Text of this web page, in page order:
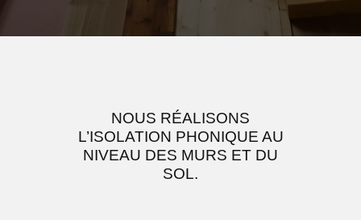
NOUS RÉALISONS
L’ISOLATION PHONIQUE AU
NIVEAU DES MURS ET DU
SOL.